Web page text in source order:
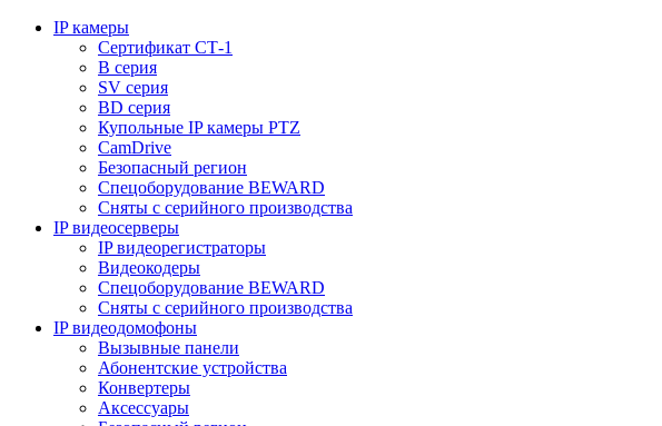
IP камеры
Сертификат СТ-1
B серия
SV серия
BD серия
Купольные IP камеры PTZ
CamDrive
Безопасный регион
Спецоборудование BEWARD
Сняты с серийного производства
IP видеосерверы
IP видеорегистраторы
Видеокодеры
Спецоборудование BEWARD
Сняты с серийного производства
IP видеодомофоны
Вызывные панели
Абонентские устройства
Конвертеры
Аксессуары